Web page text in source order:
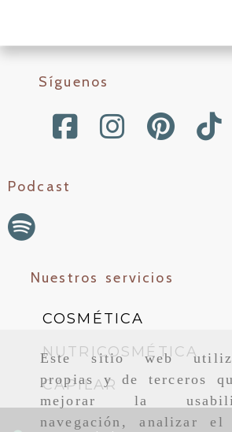
Este sitio web
propias y de terceros
mejorar la
navegación, analizar
Síguenos
Podcast
Nuestros servicios
COSMÉTICA
NUTRICOSMÉTICA
CAPILAR